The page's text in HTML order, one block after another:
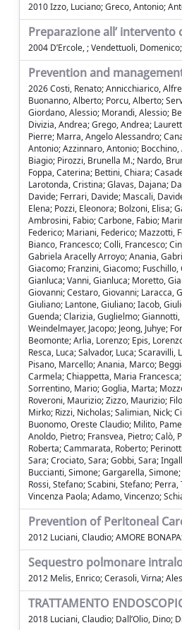
2010 Izzo, Luciano; Greco, Antonio;
Preparazione all’
2004 D’Ercole, ; Vendettuoli,
Prevention and
2026 Costi, Renato; Annicchiarico,
Buonanno, Alberto; Porcu, Alberto;
Giordano, Alessio; Morandi, Alessio;
Divizia, Andrea; Grego, Andrea;
Pierre; Marra, Angelo Alessandro;
Antonio; Azzinnaro, Antonio;
Biagio; Pirozzi, Brunella M.; Nardo,
Foppa, Caterina; Bettini, Chiara;
Larotonda, Cristina; Glavas, Dajana;
Davide; Ferrari, Davide; Mascali,
Elena; Pozzi, Eleonora; Bolzoni, Elisa;
Ambrosini, Fabio; Carbone, Fabio;
Federico; Mariani, Federico; Mazzotti,
Bianco, Francesco; Colli, Francesco;
Gabriela Aracelly Arroyo; Anania,
Giacomo; Franzini, Giacomo;
Gianluca; Vanni, Gianluca; Moretto,
Giovanni; Cestaro, Giovanni; Laracca,
Giuliano; Lantone, Giuliano; Iacob,
Guenda; Clarizia, Guglielmo;
Weindelmayer, Jacopo; Jeong, Juhye;
Beomonte; Arlia, Lorenzo; Epis,
Resca, Luca; Salvador, Luca;
Pisano, Marcello; Anania, Marco;
Carmela; Chiappetta, Maria
Sorrentino, Mario; Goglia, Marta;
Roveroni, Maurizio; Zizzo, Maurizio;
Mirko; Rizzi, Nicholas; Salimian, Nick;
Buonomo, Oreste Claudio; Milito,
Anoldo, Pietro; Fransvea, Pietro; Calò,
Roberta; Cammarata, Roberto;
Sara; Crociato, Sara; Gobbi, Sara;
Buccianti, Simone; Gargarella,
Rossi, Stefano; Scabini, Stefano;
Vincenza Paola; Adamo, Vincenzo;
Prevention of Peritoneal
2012 Luciani, Claudio; AMORE
Sequestro polmonare
2012 Melis, Enrico; Cerasoli, Virna;
TRATTAMENTO
2018 Luciani, Claudio; Dall’Olio, Dino;